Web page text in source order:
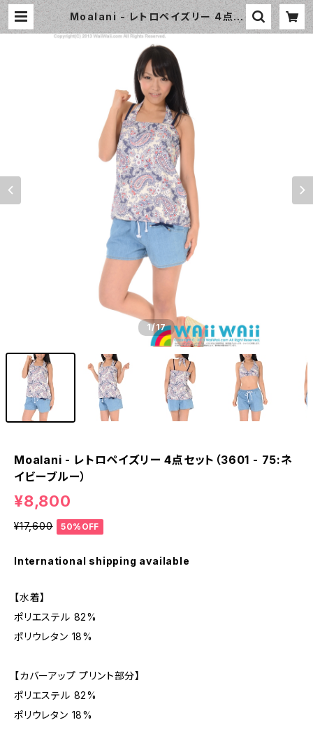
Moalani - レトロペイズリー 4点セ
ット（3601 - 75:ネイビーブルー） |
WaiiWaii Swimwear Shop（ワイ
ワイ水着）
1/17
Moalani - レトロペイズリー 4点セット（3601 - 75:ネ
イビーブルー）
¥8,800
¥17,600 50%OFF
International shipping available
【水着】
ポリエステル 82%
ポリウレタン 18%
【カバーアップ プリント部分】
ポリエステル 82%
ポリウレタン 18%